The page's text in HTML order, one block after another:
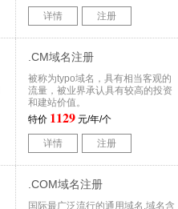
详情 注册
.CM域名注册
被称为typo域名，具有相当客观的
流量，被业界承认具有较高的投资
和建站价值。
特价 1129 元/年/个
详情 注册
.COM域名注册
国际最广泛流行的通用域名,域名含